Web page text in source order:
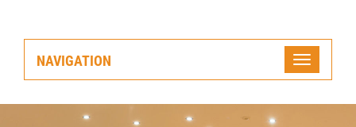
NAVIGATION
Toggle